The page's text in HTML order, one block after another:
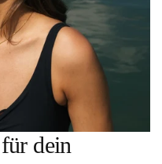
dein